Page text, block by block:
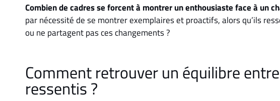
Combien de cadres se forcent à montrer un enthousiaste face à un
par nécessité de se montrer exemplaires et proactifs, alors qu’ils
ou ne partagent pas ces changements ?
Comment retrouver un équilibre
ressentis ?